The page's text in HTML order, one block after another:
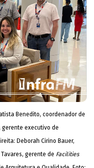
Benedito, coordenador de
gerente executivo de
Deborah Cirino Bauer,
gerente de Facilities